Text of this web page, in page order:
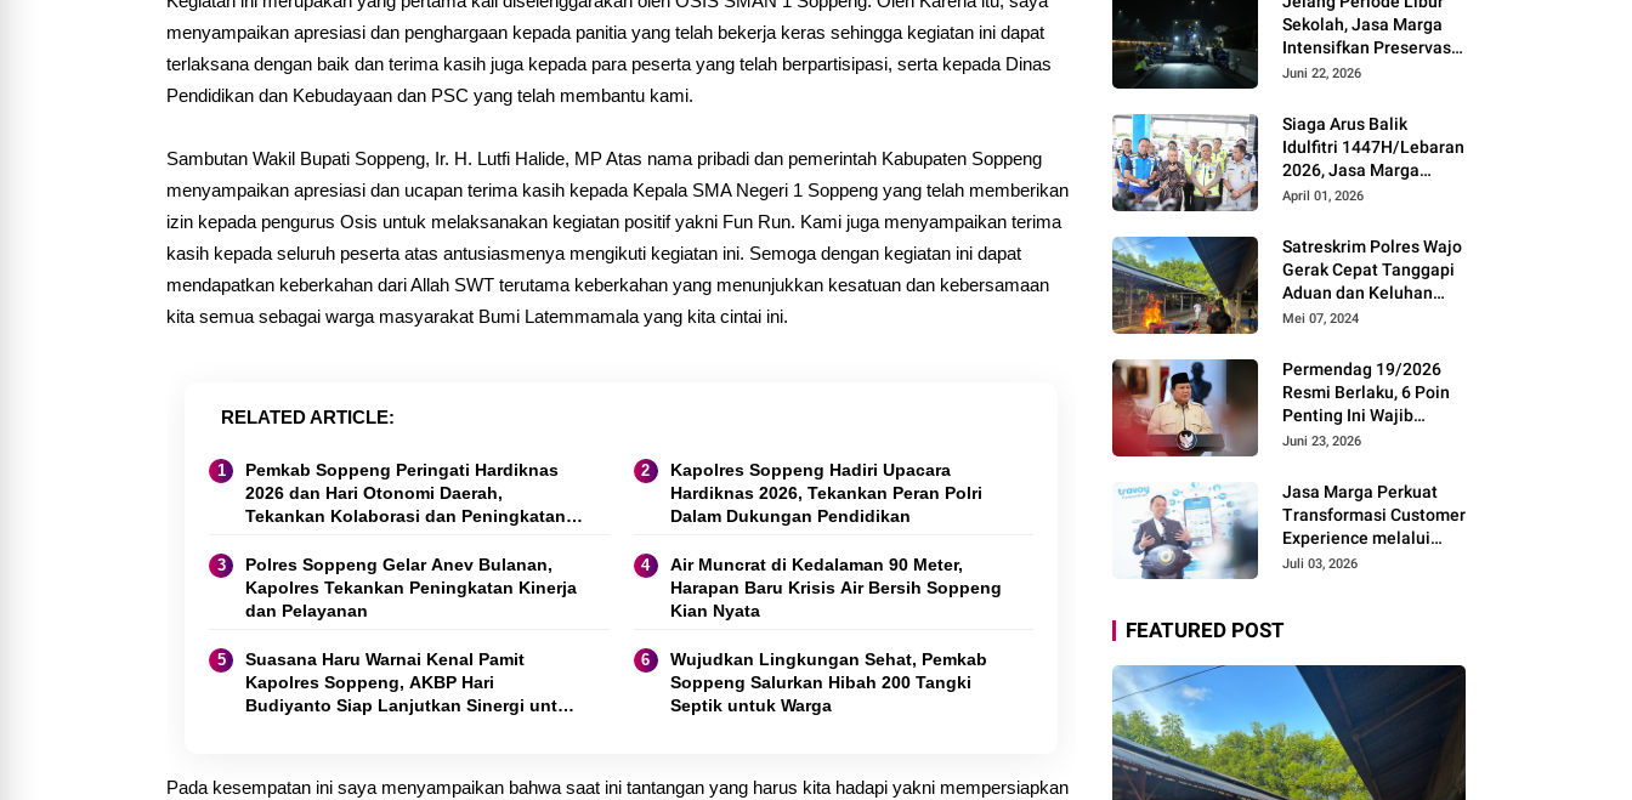
menyampaikan apresiasi dan penghargaan kepada panitia yang telah bekerja keras sehingga kegiatan ini dapat
terlaksana dengan baik dan terima kasih juga kepada para peserta yang telah berpartisipasi, serta kepada Dinas
Pendidikan dan Kebudayaan dan PSC yang telah membantu kami.
Sambutan Wakil Bupati Soppeng, Ir. H. Lutfi Halide, MP Atas nama pribadi dan pemerintah Kabupaten Soppeng
menyampaikan apresiasi dan ucapan terima kasih kepada Kepala SMA Negeri 1 Soppeng yang telah memberikan
izin kepada pengurus Osis untuk melaksanakan kegiatan positif yakni Fun Run. Kami juga menyampaikan terima
kasih kepada seluruh peserta atas antusiasmenya mengikuti kegiatan ini. Semoga dengan kegiatan ini dapat
mendapatkan keberkahan dari Allah SWT terutama keberkahan yang menunjukkan kesatuan dan kebersamaan
kita semua sebagai warga masyarakat Bumi Latemmamala yang kita cintai ini.
RELATED ARTICLE
Pemkab Soppeng Peringati Hardiknas
2026 dan Hari Otonomi Daerah,
Tekankan Kolaborasi dan Peningkatan
Kapolres Soppeng Hadiri Upacara
Hardiknas 2026, Tekankan Peran Polri
Dalam Dukungan Pendidikan
Polres Soppeng Gelar Anev Bulanan,
Kapolres Tekankan Peningkatan Kinerja
dan Pelayanan
Air Muncrat di Kedalaman 90 Meter,
Harapan Baru Krisis Air Bersih Soppeng
Kian Nyata
Suasana Haru Warnai Kenal Pamit
Kapolres Soppeng, AKBP Hari
Budiyanto Siap Lanjutkan Sinergi untuk
Wujudkan Lingkungan Sehat, Pemkab
Soppeng Salurkan Hibah 200 Tangki
Septik untuk Warga
Pada kesempatan ini saya menyampaikan bahwa saat ini tantangan yang harus kita hadapi yakni mempersiapkan
Sekolah, Jasa Marga
Intensifkan Preservasi
Rutin Jalan Tol untuk
Keamanan dan
Kenyamanan
Perjalanan
Juni 22, 2026
Siaga Arus Balik
Idulfitri 1447H/Lebaran
2026, Jasa Marga
Pastikan Kesiapan
Pemudik Gunakan Rest
Area Alternatif
April 01, 2026
Satreskrim Polres Wajo
Gerak Cepat Tanggapi
Aduan dan Keluhan
Masyarakat Soal Aksi
Mei 07, 2024
Permendag 19/2026
Resmi Berlaku, 6 Poin
Penting Ini Wajib
Diketahui Pengusaha
Juni 23, 2026
Jasa Marga Perkuat
Transformasi Customer
Experience melalui
Expert Sharing Session
Juli 03, 2026
FEATURED POST